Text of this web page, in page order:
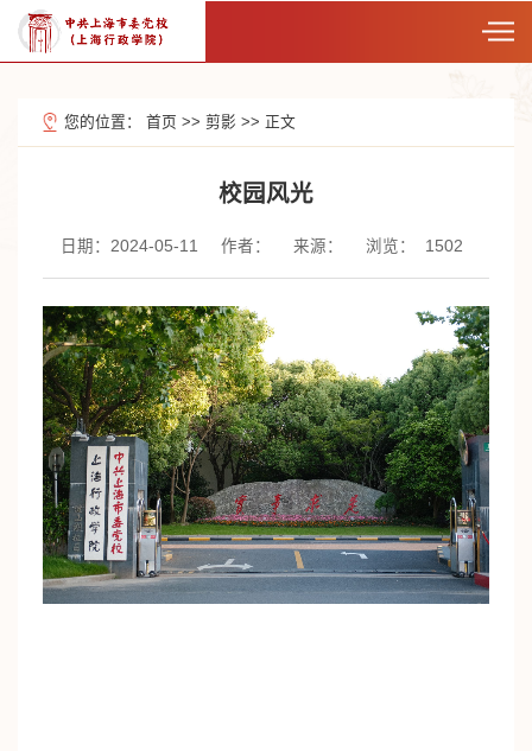
您的位置： 首页 >> 剪影 >> 正文
校园风光
日期：2024-05-11 作者： 来源： 浏览： 1502